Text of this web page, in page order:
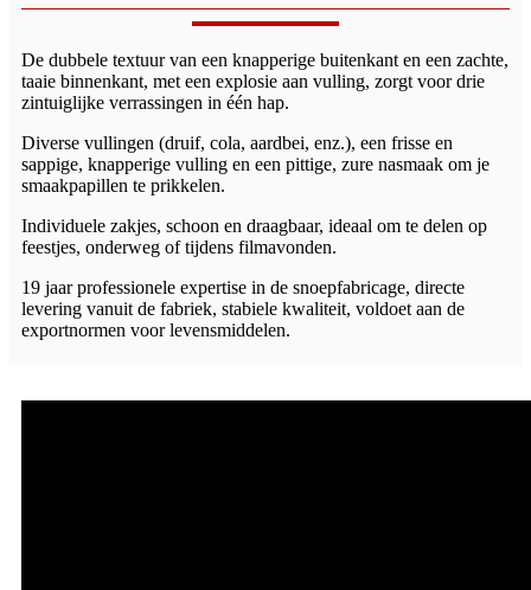
De dubbele textuur van een knapperige buitenkant en een zachte,
taaie binnenkant, met een explosie aan vulling, zorgt voor drie
zintuiglijke verrassingen in één hap.
Diverse vullingen (druif, cola, aardbei, enz.), een frisse en
sappige, knapperige vulling en een pittige, zure nasmaak om je
smaakpapillen te prikkelen.
Individuele zakjes, schoon en draagbaar, ideaal om te delen op
feestjes, onderweg of tijdens filmavonden.
19 jaar professionele expertise in de snoepfabricage, directe
levering vanuit de fabriek, stabiele kwaliteit, voldoet aan de
exportnormen voor levensmiddelen.